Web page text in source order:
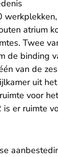
atrium
Twee
de binding
van de
uit
voor
er ruimte